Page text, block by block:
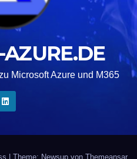
Microsoft Azure und M365
Theme: Newsup von Themeansar